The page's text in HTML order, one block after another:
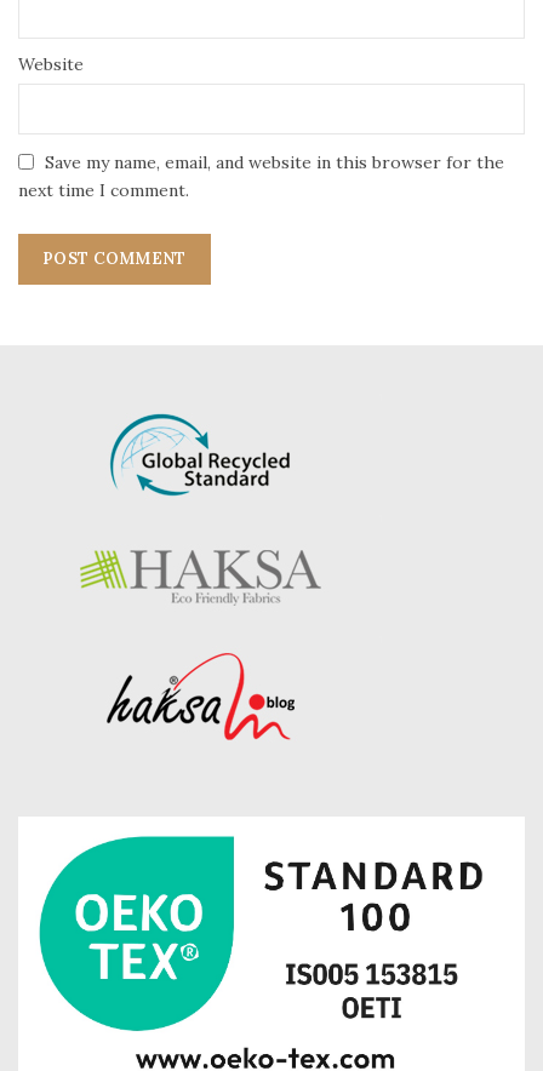
Website
Save my name, email, and website in this browser for the
next time I comment.